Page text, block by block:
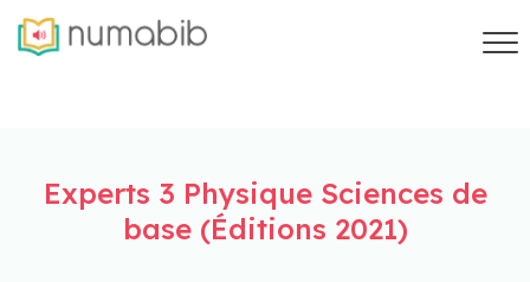
Experts 3 Physique Sciences de
base (Éditions 2021)